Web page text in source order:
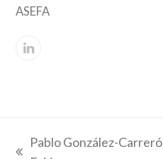
ASEFA
Linkedin
Pablo González-Carreró